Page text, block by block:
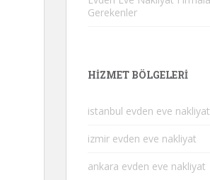
Gerekenler
HIZMET BÖLGELERI
istanbul evden eve nakliyat
izmir evden eve nakliyat
ankara evden eve nakliyat